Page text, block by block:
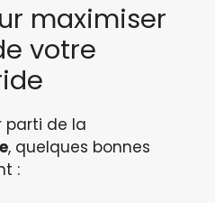
maximiser
votre
parti de la
, quelques bonnes
: